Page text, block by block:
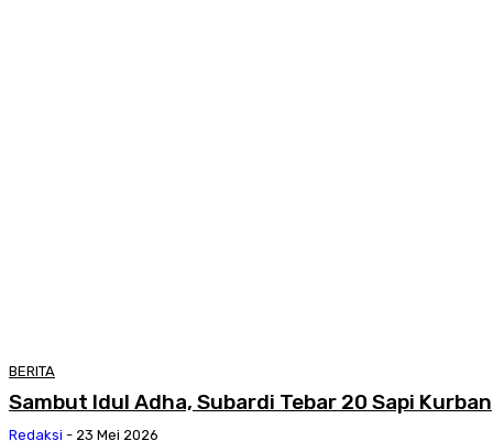
BERITA
Sambut Idul Adha, Subardi Tebar 20 Sapi Kurban
Redaksi - 23 Mei 2026